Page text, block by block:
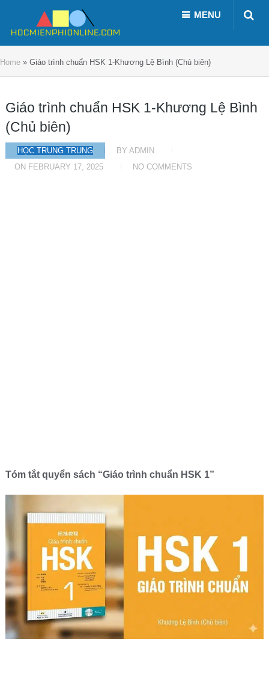
MENU
Home » Giáo trình chuẩn HSK 1-Khương Lệ Bình (Chủ biên)
Giáo trình chuẩn HSK 1-Khương Lệ Bình
(Chủ biên)
HỌC TRUNG TRUNG BY ADMIN
ON FEBRUARY 17, 2025 NO COMMENTS
Tóm tắt quyển sách “Giáo trình chuẩn HSK 1”